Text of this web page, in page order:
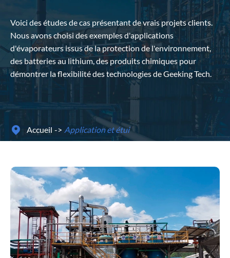
Voici des études de cas présentant de vrais projets clients.
Nous avons choisi des exemples d'applications
d'évaporateurs issus de la protection de l'environnement,
des batteries au lithium, des produits chimiques pour
démontrer la flexibilité des technologies de Geeking Tech.
Accueil Application et étui